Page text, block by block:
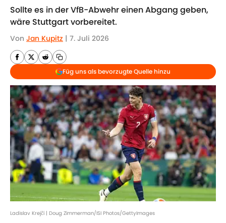
Sollte es in der VfB-Abwehr einen Abgang geben,
wäre Stuttgart vorbereitet.
Von Jan Kupitz | 7. Juli 2026
Füg uns als bevorzugte Quelle hinzu
Ladislav Krejčí | Doug Zimmerman/ISI Photos/GettyImages